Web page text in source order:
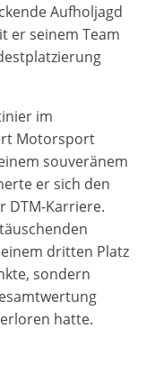
Aufholjagd
er seinem Team
im
Motorsport
souveränem
er sich den
DTM-Karriere.
dritten Platz
sondern
hatte.
zu
Website.